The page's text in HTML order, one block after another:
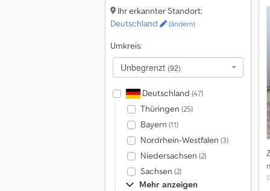
Ihr erkannter Standort:
Deutschland
(ändern)
Umkreis:
Unbegrenzt (92)
Deutschland (47)
Thüringen (25)
Bayern (11)
Nordrhein-Westfalen (3)
Niedersachsen (2)
Sachsen (2)
Mehr anzeigen